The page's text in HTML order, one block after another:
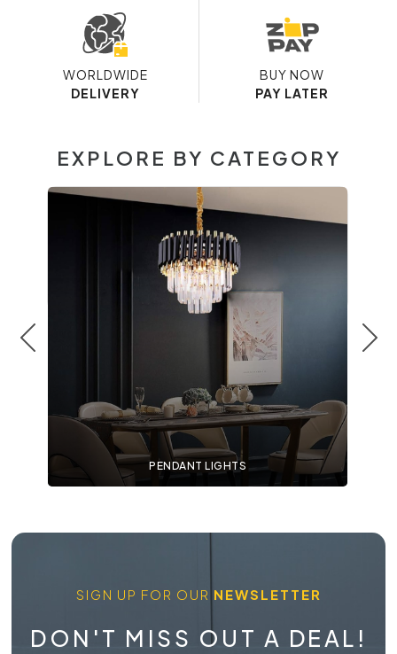
WORLDWIDE
DELIVERY
BUY NOW
PAY LATER
EXPLORE BY CATEGORY
PENDANT LIGHTS
SIGN UP FOR OUR NEWSLETTER
DON'T MISS OUT A DEAL!